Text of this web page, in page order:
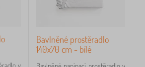
Bavlněné prostěradlo
140x70 cm - bílé